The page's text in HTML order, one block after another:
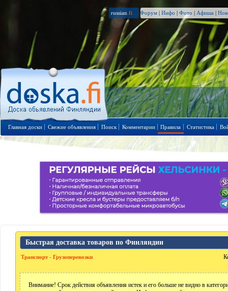
russian .fi Форум | Инфо | Фото | Афиша |
Главная доски Свежие объявления Поиск Комментарии Правила Статистика
Быстрая доставка товаров по Финляндии
Транспорт - Грузоперевозки
Внимание! Срок действия объявления истек и его больше не видно в